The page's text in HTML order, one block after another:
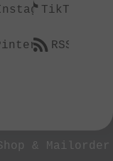
TikTok
RSS
& Mailorder